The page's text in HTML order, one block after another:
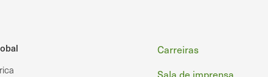
Rodapé
Carreiras
Sala de imprensa